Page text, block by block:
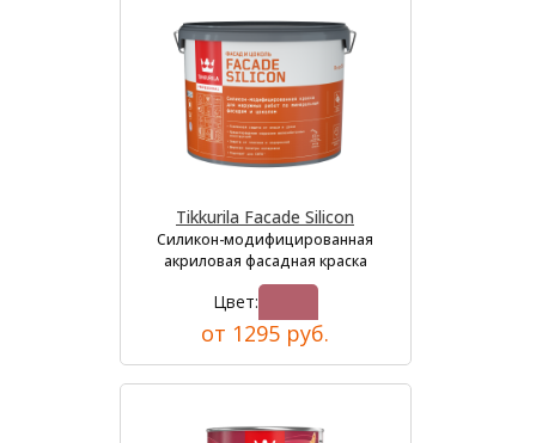
Tikkurila Facade Silicon
Силикон-модифицированная
акриловая фасадная краска
Цвет:
от 1295 руб.